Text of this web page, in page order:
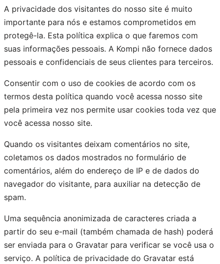
A privacidade dos visitantes do nosso site é muito
importante para nós e estamos comprometidos em
protegê-la. Esta política explica o que faremos com
suas informações pessoais. A Kompi não fornece dados
pessoais e confidenciais de seus clientes para terceiros.
Consentir com o uso de cookies de acordo com os
termos desta política quando você acessa nosso site
pela primeira vez nos permite usar cookies toda vez que
você acessa nosso site.
Quando os visitantes deixam comentários no site,
coletamos os dados mostrados no formulário de
comentários, além do endereço de IP e de dados do
navegador do visitante, para auxiliar na detecção de
spam.
Uma sequência anonimizada de caracteres criada a
partir do seu e-mail (também chamada de hash) poderá
ser enviada para o Gravatar para verificar se você usa o
serviço. A política de privacidade do Gravatar está